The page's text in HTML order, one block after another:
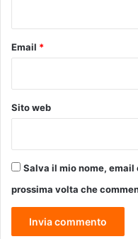
d
n
d
u
l
Email *
Sito web
Salva il mio nome, email
prossima volta che